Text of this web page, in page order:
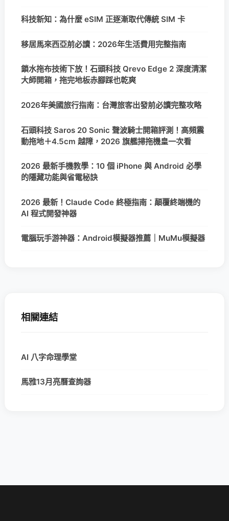
科技新知：為什麼 eSIM 正逐漸取代傳統 SIM 卡
移居馬來西亞前必讀：2026年生活費用完整指南
鎖水拖布技術下放！石頭科技 Qrevo Edge 2 深度清潔
大師開箱，拖完地板赤腳踩也乾爽
2026年美國旅行指南：台灣旅客出發前必讀完整攻略
石頭科技 Saros 20 Sonic 聲波騎士開箱評測！高頻震
動拖地＋4.5cm 越障，2026 旗艦掃拖機皇一次看
2026 最新手機教學：10 個 iPhone 與 Android 必學
的隱藏功能與省電秘訣
2026 最新！Claude Code 終極指南：顛覆終端機的
AI 程式開發神器
電腦玩手游神器：Android模擬器推薦｜MuMu模擬器
相關連結
AI 八字命理學堂
馬雅13月亮曆查詢器